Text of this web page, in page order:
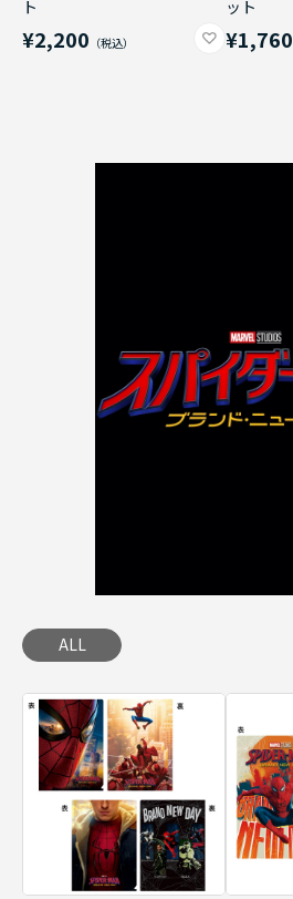
ト
¥2,200
ット
¥1,760
ALL